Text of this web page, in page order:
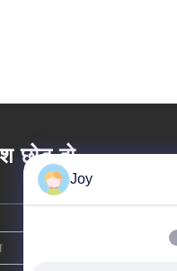
छोड़ दो
Joy